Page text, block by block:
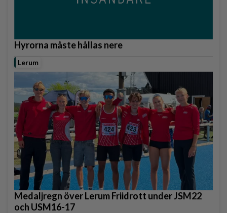
Hyrorna måste hållas nere
Lerum
Medaljregn över Lerum Friidrott under JSM22
och USM16-17